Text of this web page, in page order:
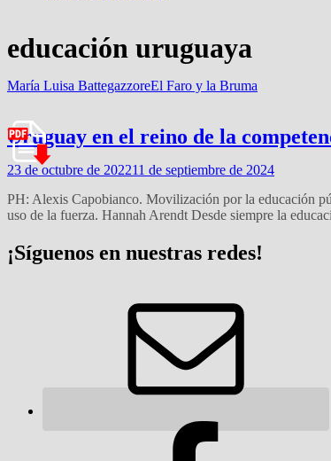
educación uruguaya
María Luisa BattegazzoreEl Faro y la Bruma
Uruguay en el reino de la
23 de octubre de 202211 de septiembre de 2024
PH: Alexis Capobianco. Movilización por la educación
uso de la fuerza. Hannah Arendt Desde siempre la
¡Síguenos en nuestras redes!